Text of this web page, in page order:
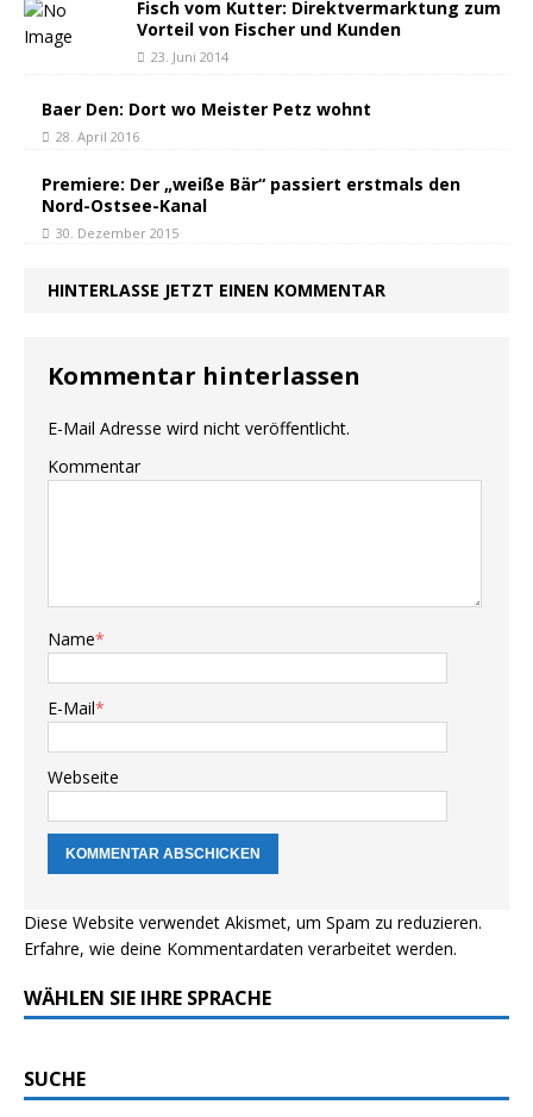
Fisch vom Kutter: Direktvermarktung zum
Vorteil von Fischer und Kunden
23. Juni 2014
Baer Den: Dort wo Meister Petz wohnt
28. April 2016
Premiere: Der „weiße Bär“ passiert erstmals den
Nord-Ostsee-Kanal
30. Dezember 2015
HINTERLASSE JETZT EINEN KOMMENTAR
Kommentar hinterlassen
E-Mail Adresse wird nicht veröffentlicht.
Kommentar
Name*
E-Mail*
Webseite
Diese Website verwendet Akismet, um Spam zu reduzieren.
Erfahre, wie deine Kommentardaten verarbeitet werden.
WÄHLEN SIE IHRE SPRACHE
SUCHE